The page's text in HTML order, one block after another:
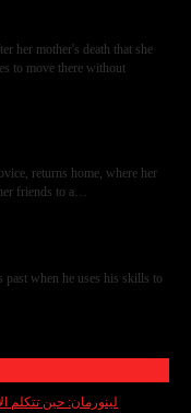
her mother's death that she
to move there without
returns home, where her
friends to a…
when he uses his skills to
لينورمان: حين تتكلم